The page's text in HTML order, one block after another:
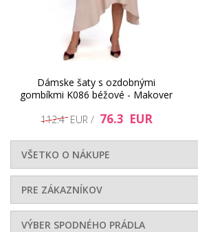
132.31 EUR
41.45 EUR
Dámske šaty s ozdobnými
gombíkmi K086 béžové - Makover
112.4 EUR / 76.3 EUR
VŠETKO O NÁKUPE
PRE ZÁKAZNÍKOV
VÝBER SPODNÉHO PRÁDLA